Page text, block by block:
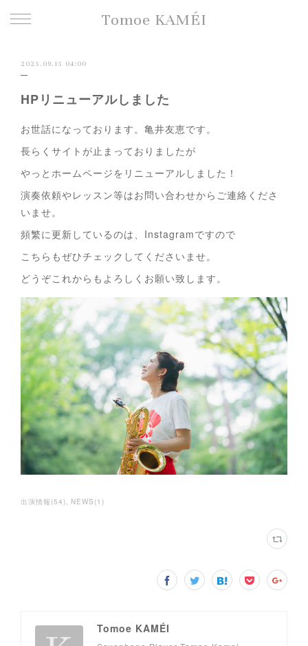
Tomoe KAMÉI
2025.09.15 04:00
HPリニューアルしました
お世話になっております。亀井友恵です。
長らくサイトが止まっておりましたが
やっとホームページをリニューアルしました！
演奏依頼やレッスン等はお問い合わせからご連絡くださ
いませ。
頻繁に更新しているのは、Instagramですので
こちらもぜひチェックしてくださいませ。
どうぞこれからもよろしくお願い致します。
出演情報 (54) NEWS (1 )
Tomoe KAMÉI